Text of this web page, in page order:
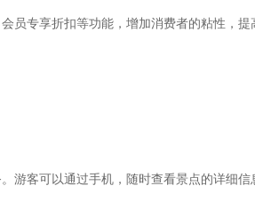
员专享折扣等功能，增加消费者的粘性，提
游客可以通过手机，随时查看景点的详细信